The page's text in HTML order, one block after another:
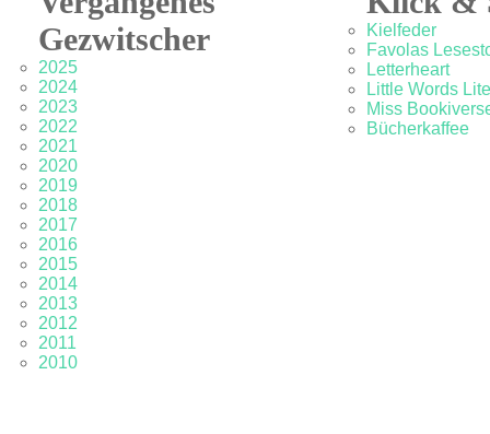
Gezwitscher
2025
2024
2023
2022
2021
2020
2019
2018
2017
2016
2015
2014
2013
2012
2011
2010
Kielfeder
Favolas
Letterheart
Little Words
Miss
Bücherkaffee